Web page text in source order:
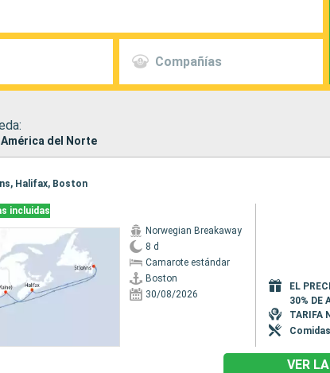
Compañías
del Norte
Halifax, Boston
incluidas
Norwegian Breakaway
8 d
Camarote estándar
Boston
30/08/2026
EL
30% DE
TARIFA
VER